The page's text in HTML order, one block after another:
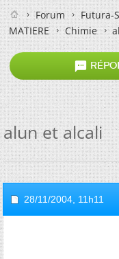
Forum
Futura-
MATIERE
Chimie

alun et alcali
28/11/2004, 11h11